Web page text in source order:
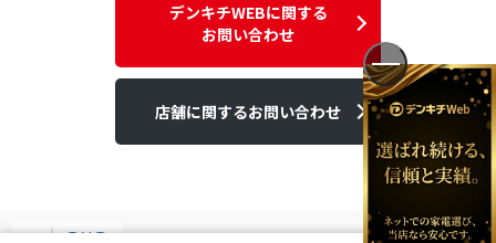
デンキチWEBに関する
お問い合わせ
店舗に関するお問い合わせ